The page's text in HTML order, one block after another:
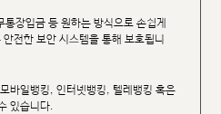
장입금 등 원하는 방식으로 손쉽게
전한 보안 시스템을 통해 보호됩니
바일뱅킹, 인터넷뱅킹, 텔레뱅킹 혹은
있습니다.